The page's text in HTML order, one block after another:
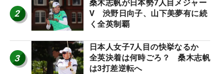
2
桑木志帆が日本勢7人目メジャー
V 渋野日向子、山下美夢有に続
く全英制覇
3
日本人女子7人目の快挙なるか
全英決着は何時ごろ？ 桑木志帆
は3打差逆転へ